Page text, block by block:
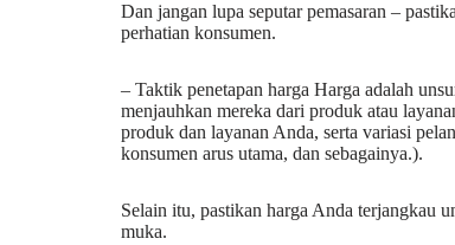
Dan jangan lupa seputar pemasaran –
perhatian konsumen.
– Taktik penetapan harga Harga adalah
menjauhkan mereka dari produk atau
produk dan layanan Anda, serta variasi
konsumen arus utama, dan sebagainya.).
Selain itu, pastikan harga Anda terjangkau
muka.